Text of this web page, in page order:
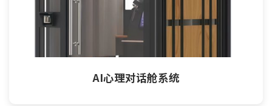
AI心理对话舱系统